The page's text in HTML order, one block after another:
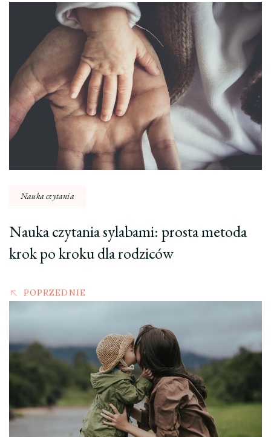
Nawigacja
wpisu
Nauka czytania
Nauka czytania sylabami: prosta metoda
krok po kroku dla rodziców
POPRZEDNIE